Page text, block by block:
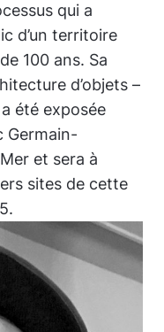
qui a
d’un territoire
100 ans. Sa
d’objets –
été exposée
Germain-
et sera à
sites de cette